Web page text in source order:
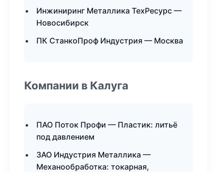
Инжиниринг Металлика ТехРесурс —
Новосибирск
ПК СтанкоПроф Индустрия — Москва
Компании в Калуга
ПАО Поток Профи — Пластик: литьё
под давлением
ЗАО Индустрия Металлика —
Механообработка: токарная,